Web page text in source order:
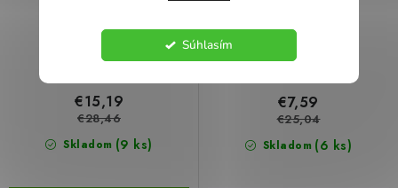
Súhlasím
Skladom (9 ks)
€15,19
€28,46
Skladom (6 ks)
€7,59
€25,04